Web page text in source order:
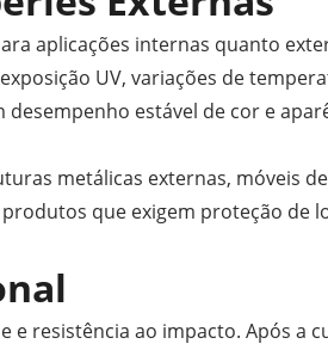
aplicações internas quanto
UV, variações de
estável de cor e
metálicas externas, móveis de
que exigem proteção de
e resistência ao impacto. Após a